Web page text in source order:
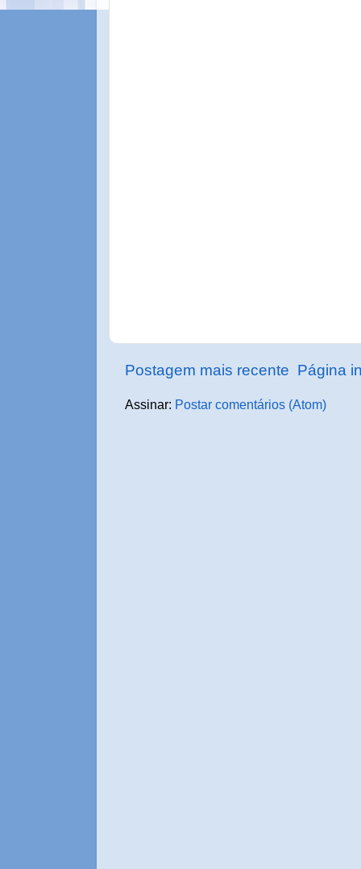
Postagem mais recente Página
Assinar: Postar comentários (Atom)